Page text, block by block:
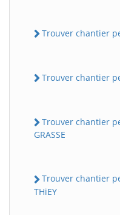
Trouver chantier
Trouver chantier
Trouver chantier
GRASSE
Trouver chantier
THiEY